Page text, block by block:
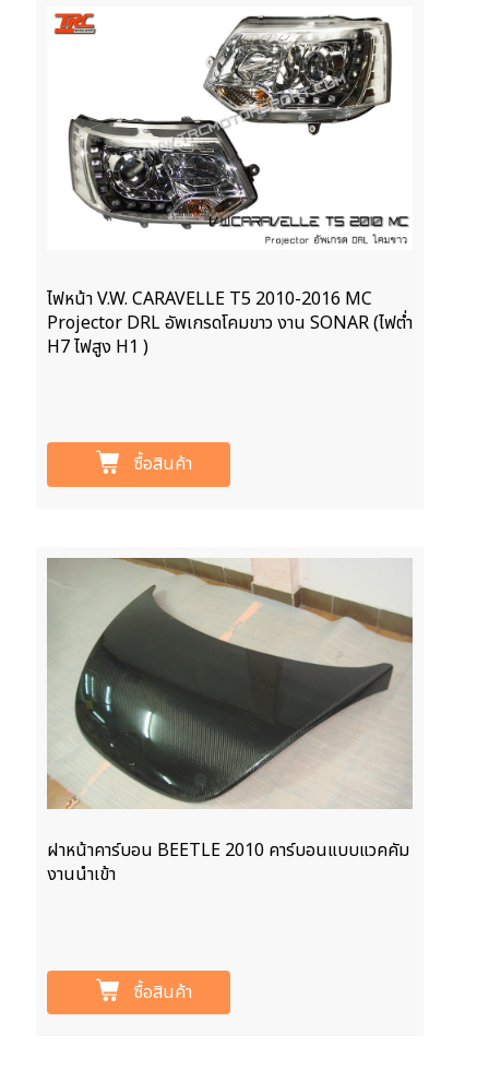
ไฟหน้า V.W. CARAVELLE T5 2010-2016 MC
Projector DRL อัพเกรดโคมขาว งาน SONAR (ไฟต่ำ
H7 ไฟสูง H1 )
ซื้อสินค้า
ฝาหน้าคาร์บอน BEETLE 2010 คาร์บอนแบบแวคคัม
งานนำเข้า
ซื้อสินค้า